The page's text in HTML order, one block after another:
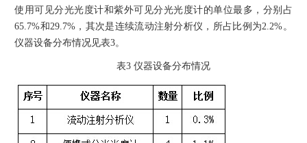
使用可见分光光度计和紫外可见分光光度计的单位最多，分别占
65.7%和29.7%，其次是连续流动注射分析仪，所占比例为2.2%。
仪器设备分布情况见表3。
表3 仪器设备分布情况